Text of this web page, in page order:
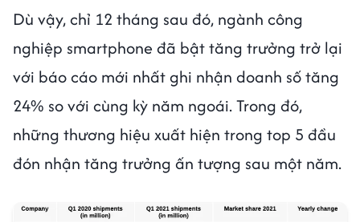
Dù vậy, chỉ 12 tháng sau đó, ngành công
nghiệp smartphone đã bật tăng trưởng trở lại
với báo cáo mới nhất ghi nhận doanh số tăng
24% so với cùng kỳ năm ngoái. Trong đó,
những thương hiệu xuất hiện trong top 5 đầu
đón nhận tăng trưởng ấn tượng sau một năm.